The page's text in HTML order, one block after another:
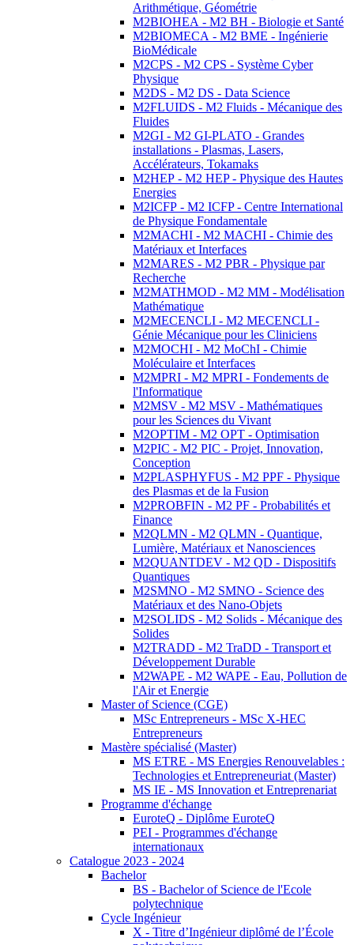
Arithmétique, Géométrie
M2BIOHEA - M2 BH - Biologie et Santé
M2BIOMECA - M2 BME - Ingénierie
BioMédicale
M2CPS - M2 CPS - Système Cyber
Physique
M2DS - M2 DS - Data Science
M2FLUIDS - M2 Fluids - Mécanique des
Fluides
M2GI - M2 GI-PLATO - Grandes
installations - Plasmas, Lasers,
Accélérateurs, Tokamaks
M2HEP - M2 HEP - Physique des Hautes
Energies
M2ICFP - M2 ICFP - Centre International
de Physique Fondamentale
M2MACHI - M2 MACHI - Chimie des
Matériaux et Interfaces
M2MARES - M2 PBR - Physique par
Recherche
M2MATHMOD - M2 MM - Modélisation
Mathématique
M2MECENCLI - M2 MECENCLI -
Génie Mécanique pour les Cliniciens
M2MOCHI - M2 MoChI - Chimie
Moléculaire et Interfaces
M2MPRI - M2 MPRI - Fondements de
l'Informatique
M2MSV - M2 MSV - Mathématiques
pour les Sciences du Vivant
M2OPTIM - M2 OPT - Optimisation
M2PIC - M2 PIC - Projet, Innovation,
Conception
M2PLASPHYFUS - M2 PPF - Physique
des Plasmas et de la Fusion
M2PROBFIN - M2 PF - Probabilités et
Finance
M2QLMN - M2 QLMN - Quantique,
Lumière, Matériaux et Nanosciences
M2QUANTDEV - M2 QD - Dispositifs
Quantiques
M2SMNO - M2 SMNO - Science des
Matériaux et des Nano-Objets
M2SOLIDS - M2 Solids - Mécanique des
Solides
M2TRADD - M2 TraDD - Transport et
Développement Durable
M2WAPE - M2 WAPE - Eau, Pollution de
l'Air et Energie
Master of Science (CGE)
MSc Entrepreneurs - MSc X-HEC
Entrepreneurs
Mastère spécialisé (Master)
MS ETRE - MS Energies Renouvelables :
Technologies et Entrepreneuriat (Master)
MS IE - MS Innovation et Entreprenariat
Programme d'échange
EuroteQ - Diplôme EuroteQ
PEI - Programmes d'échange
internationaux
Catalogue 2023 - 2024
Bachelor
BS - Bachelor of Science de l'Ecole
polytechnique
Cycle Ingénieur
X - Titre d’Ingénieur diplômé de l’École